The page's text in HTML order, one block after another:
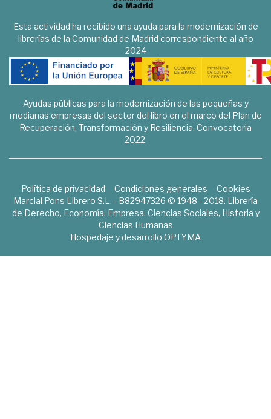
Esta actividad ha recibido una ayuda para la modernización de
librerías de la Comunidad de Madrid correspondiente al año
2024
Ayudas públicas para la modernización de las pequeñas y
medianas empresas del sector del libro en el marco del Plan de
Recuperación, Transformación y Resiliencia. Convocatoria
2022.
Política de privacidad Condiciones generales
Cookies
Marcial Pons Librero S.L. - B82947326 © 1948 - 2018. Librería
de Derecho, Economía, Empresa, Ciencias Sociales, Historia y
Ciencias Humanas
Hospedaje y desarrollo OPTYMA